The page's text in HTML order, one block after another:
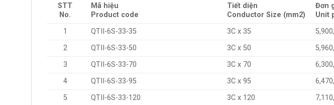
STT
No.
Mã hiệu
Product code
Tiết diện
Conductor Size (mm2)
Đơn
Unit
1
QTII-6S-33-35 3C x 35
2
QTII-6S-33-50 3C x 50
3
QTII-6S-33-70 3C x 70
4
QTII-6S-33-95 3C x 95
5
QTII-6S-33-120 3C x 120